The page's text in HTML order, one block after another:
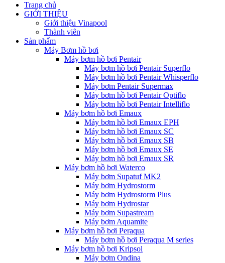
Trang chủ
GIỚI THIỆU
Giới thiệu Vinapool
Thành viên
Sản phẩm
Máy Bơm hồ bơi
Máy bơm hồ bơi Pentair
Máy bơm hồ bơi Pentair Superflo
Máy bơm hồ bơi Pentair Whisperflo
Máy bơm Pentair Supermax
Máy bơm hồ bơi Pentair Optiflo
Máy bơm hồ bơi Pentair Intelliflo
Máy bơm hồ bơi Emaux
Máy bơm hồ bơi Emaux EPH
Máy bơm hồ bơi Emaux SC
Máy bơm hồ bơi Emaux SB
Máy bơm hồ bơi Emaux SE
Máy bơm hồ bơi Emaux SR
Máy bơm hồ bơi Waterco
Máy bơm Supatuf MK2
Máy bơm Hydrostorm
Máy bơm Hydrostorm Plus
Máy bơm Hydrostar
Máy bơm Supastream
Máy bơm Aquamite
Máy bơm hồ bơi Peraqua
Máy bơm hồ bơi Peraqua M series
Máy bơm hồ bơi Kripsol
Máy bơm Ondina